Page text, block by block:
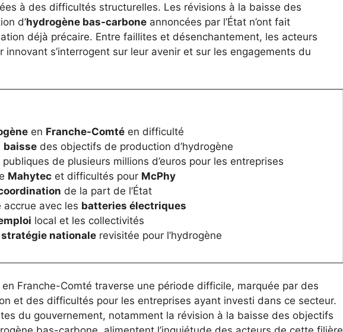
à des difficultés structurelles. Les révisions à la baisse des
d’hydrogène bas-carbone annoncées par l’État n’ont fait
déjà précaire. Entre faillites et désenchantement, les acteurs
innovant s’interrogent sur leur avenir et sur les engagements du
en Franche-Comtéen difficulté
baissedes objectifs de production d’hydrogène
de plusieurs millions d’euros pour les entreprises
Mahytecet difficultés pour McPhy
de la part de l’État
accrue avec les batteries électriques
local et les collectivités
stratégie nationalerevisitée pour l’hydrogène
Franche-Comté traverse une période difficile, marquée par des
et des difficultés pour les entreprises ayant investi dans ce secteur.
du gouvernement, notamment la révision à la baisse des objectifs